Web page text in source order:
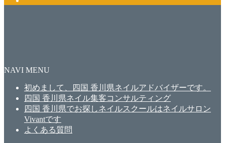
NAVI MENU
初めまして、四国 香川県ネイルアドバイザーです。
四国 香川県ネイル集客コンサルティング
四国 香川県でお探しネイルスクールはネイルサロン
Vivantです
よくある質問